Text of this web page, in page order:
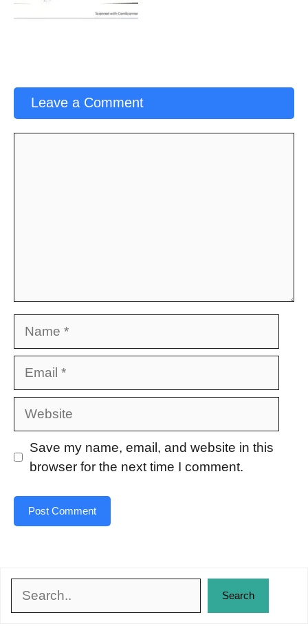
Leave a Comment
Website
Save my name, email, and website in this
browser for the next time I comment.
Search